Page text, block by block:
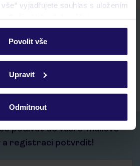
vyjadřujete souhlas s uložením
„Personalizace“.
souborech cookie naleznete v
Povolit vše
Upravit
Odmítnout
a prohlížení nabídek
a naposledy zobrazené nabídky
informace o tvé rezervaci v myTUI
podívat do vaší e-mailové
a registraci potvrdit!